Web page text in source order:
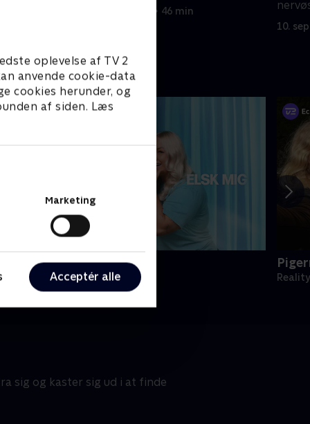
oplevelse af TV 2
anvende cookie-data
cookies herunder, og
af siden. Læs
Marketing
Acceptér alle
9. september 2025 • 46 min
10.
Se mig, hør mig, elsk mig
• 1 sæsoner
sig og kaster sig ud i at finde